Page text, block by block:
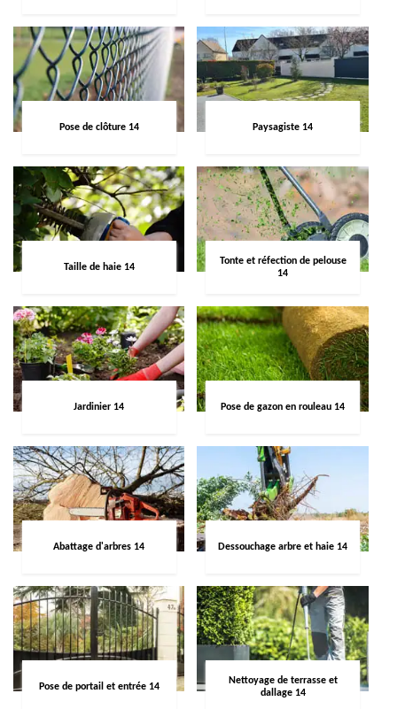
Pose de clôture 14 Paysagiste 14
Taille de haie 14
Tonte et réfection de pelouse
14
Jardinier 14 Pose de gazon en rouleau 14
Abattage d'arbres 14 Dessouchage arbre et haie 14
Pose de portail et entrée 14
Nettoyage de terrasse et
dallage 14